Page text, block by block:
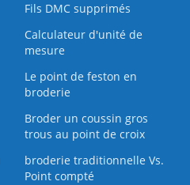
Fils DMC supprimés
Calculateur d'unité de
mesure
Le point de feston en
broderie
Broder un coussin gros
trous au point de croix
broderie traditionnelle Vs.
Point compté